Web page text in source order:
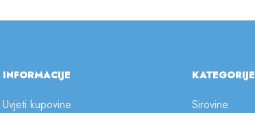
INFORMACIJE
Uvjeti kupovine
KATEGORIJE
Sirovine